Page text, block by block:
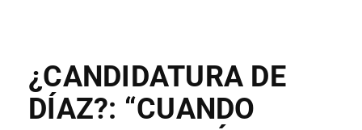
¿CANDIDATURA DE
DÍAZ?: “CUANDO